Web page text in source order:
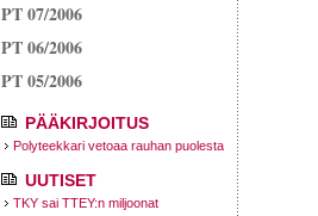
PT 07/2006
PT 06/2006
PT 05/2006
PÄÄKIRJOITUS
Polyteekkari vetoaa rauhan puolesta
UUTISET
TKY sai TTEY:n miljoonat